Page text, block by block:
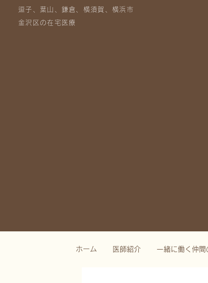
逗子、葉山、鎌倉、横須賀、横浜市
金沢区の在宅医療
ホーム 医師紹介 一緒に働く仲